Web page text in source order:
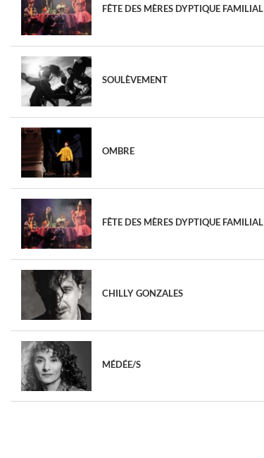
FÊTE DES MÈRES DYPTIQUE FAMILIAL
SOULÈVEMENT
OMBRE
FÊTE DES MÈRES DYPTIQUE FAMILIAL
CHILLY GONZALES
MÉDÉE/S